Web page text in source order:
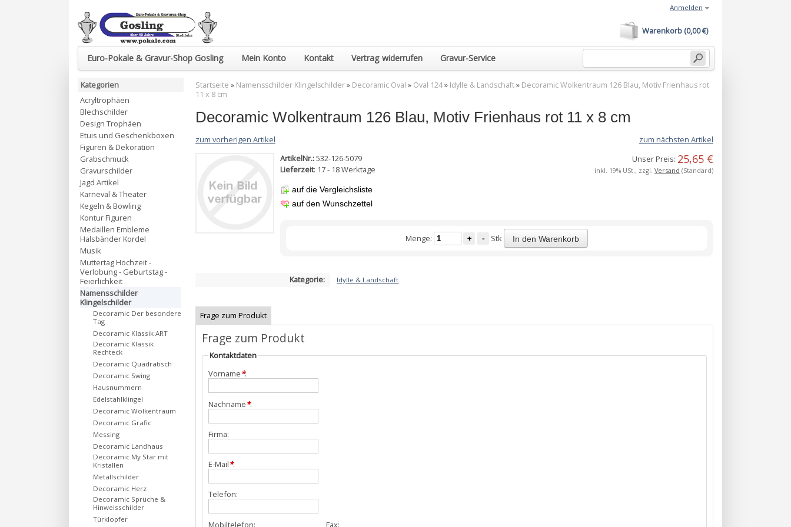
Euro-Pokale & Gravur-Shop Gosling Mein Konto Kontakt Vertrag widerrufen Gravur-Service
Warenkorb (0,00 €)
Anmelden
Startseite » Namensschilder Klingelschilder» Decoramic Oval » Oval 124» Idylle & Landschaft» Decoramic Wolkentraum 126 Blau, Motiv Frienhaus rot
11 x 8 cm
Decoramic Wolkentraum 126 Blau, Motiv Frienhaus rot 11 x 8 cm
zum vorherigen Artikel
zum nächsten Artikel
ArtikelNr.:532-126-5079
Lieferzeit: 17 - 18 Werktage
auf die Vergleichsliste
auf den Wunschzettel
Unser Preis: 25,65 €
inkl. 19% USt., zzgl. Versand (Standard)
Menge: + - Stk In den Warenkorb
Kategorie: Idylle & Landschaft
Frage zum Produkt
Frage zum Produkt
Kontaktdaten
Vorname*:
Nachname*:
Firma:
E-Mail*:
Telefon:
Mobiltelefon: Fax:
Kategorien
Acryltrophäen
Blechschilder
Design Trophäen
Etuis und Geschenkboxen
Figuren & Dekoration
Grabschmuck
Gravurschilder
Jagd Artikel
Karneval & Theater
Kegeln & Bowling
Kontur Figuren
Medaillen Embleme
Halsbänder Kordel
Musik
Muttertag Hochzeit -
Verlobung - Geburtstag -
Feierlichkeit
Namensschilder
Klingelschilder
Decoramic Der besondere
Tag
Decoramic Klassik ART
Decoramic Klassik
Rechteck
Decoramic Quadratisch
Decoramic Swing
Hausnummern
Edelstahlklingel
Decoramic Wolkentraum
Decoramic Grafic
Messing
Decoramic Landhaus
Decoramic My Star mit
Kristallen
Metallschilder
Decoramic Herz
Decoramic Sprüche &
Hinweisschilder
Türklopfer